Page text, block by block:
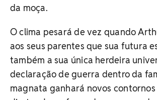
da moça.
O clima pesará de vez quando
aos seus parentes que sua futura
também a sua única herdeira
declaração de guerra dentro da
magnata ganhará novos contornos